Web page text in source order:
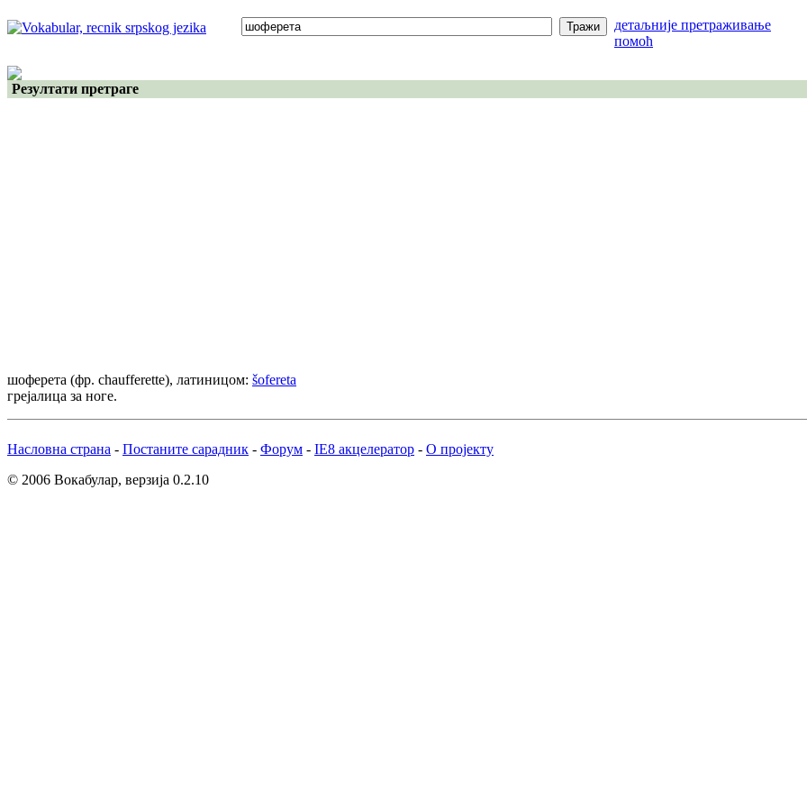
детаљније претраживање
помоћ
Резултати претраге
шоферета (фр. chaufferette), латиницом: šofereta
грејалица за ноге.
Насловна страна - Постаните сарадник - Форум - IE8 акцелератор - О пројекту
© 2006 Вокабулар, верзија 0.2.10